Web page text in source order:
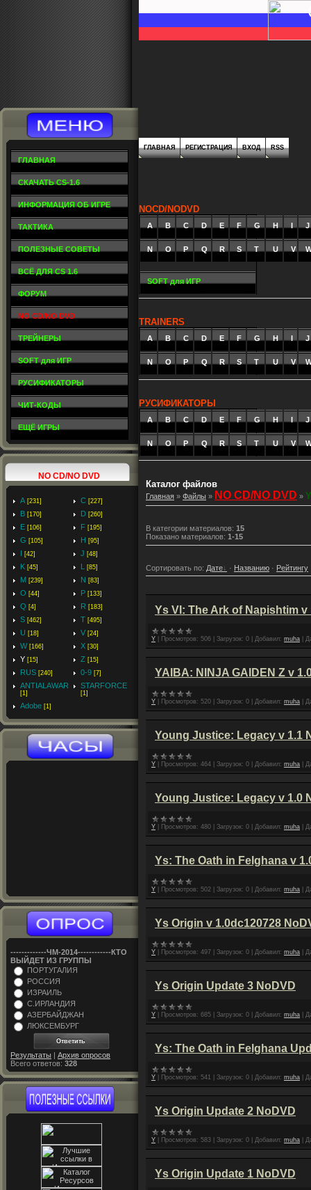
ГЛАВНАЯ
СКАЧАТЬ CS-1.6
ИНФОРМАЦИЯ ОБ ИГРЕ
ТАКТИКА
ПОЛЕЗНЫЕ СОВЕТЫ
ВСЁ ДЛЯ CS 1.6
ФОРУМ
NO CD/NO DVD
ТРЕЙНЕРЫ
SOFT для ИГР
РУСИФИКАТОРЫ
ЧИТ-КОДЫ
ЕЩЁ ИГРЫ
NO CD/NO DVD
A [231] C [227]
B [170] D [260]
E [106] F [195]
G [105] H [95]
I [42] J [48]
K [45] L [85]
M [239] N [83]
O [44] P [133]
Q [4] R [183]
S [462] T [495]
U [18] V [24]
W [166] X [30]
Y [15] Z [15]
RUS [240] 0-9 [7]
ANTIALAWAR
[1]
STARFORCE
[1]
Adobe [1]
-------------ЧM-2014------------КТО
ВЫЙДЕТ ИЗ ГРУППЫ
ПОРТУГАЛИЯ
РОССИЯ
ИЗРАИЛЬ
С.ИРЛАНДИЯ
АЗЕРБАЙДЖАН
ЛЮКСЕМБУРГ
Результаты | Архив опросов
Всего ответов: 328
ГЛАВНАЯ РЕГИСТРАЦИЯ ВХОД RSS
NOCD/NODVD
A B C D E F G H I J
N O P Q R S T U V
SOFT для ИГР
TRAINERS
A B C D E F G H J
N O P Q R S T U V
РУСИФИКАТОРЫ
A B C D E F G H I J
N O P Q R S T U V
Каталог файлов
Главная » Файлы » NO CD/NO DVD » Y
В категории материалов: 15
Показано материалов: 1-15
Сортировать по: Дате · Названию · Рейтингу
Ys VI: The Ark of Napishtim v
Y Просмотров: 506 Загрузок: 0 Добавил: muha
YAIBA: NINJA GAIDEN Z v
Y Просмотров: 520 Загрузок: 0 Добавил: muha
Young Justice: Legacy v 1.1
Y Просмотров: 464 Загрузок: 0 Добавил: muha
Young Justice: Legacy v 1.0
Y Просмотров: 480 Загрузок: 0 Добавил: muha
Ys: The Oath in Felghana v
Y Просмотров: 502 Загрузок: 0 Добавил: muha
Ys Origin v 1.0dc120728
Y Просмотров: 497 Загрузок: 0 Добавил: muha
Ys Origin Update 3 NoDVD
Y Просмотров: 685 Загрузок: 0 Добавил: muha
Ys: The Oath in Felghana
Y Просмотров: 541 Загрузок: 0 Добавил: muha
Ys Origin Update 2 NoDVD
Y Просмотров: 583 Загрузок: 0 Добавил: muha
Ys Origin Update 1 NoDVD